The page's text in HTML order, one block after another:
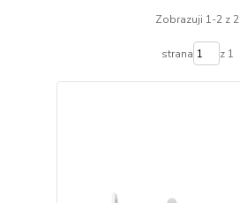
Zobrazuji 1-2 z 2
strana z 1